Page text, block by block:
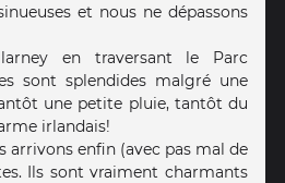
et nous ne dépassons
en traversant le Parc
sont splendides malgré une
une petite pluie, tantôt du
irlandais!
arrivons enfin (avec pas mal de
Ils sont vraiment charmants